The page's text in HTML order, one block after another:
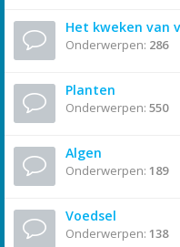
Het kweken van
Onderwerpen: 286
Planten
Onderwerpen: 550
Algen
Onderwerpen: 189
Voedsel
Onderwerpen: 138